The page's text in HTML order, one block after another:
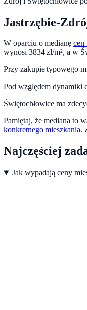
Jastrzębie-
W oparciu o medianę cen
wynosi 3834 zł/m², a w
Przy zakupie typowego
Pod względem dynamiki
Świętochłowice ma
Pamiętaj, że mediana to
konkretnego mieszkania.
Najczęściej
Jak wypadają ceny